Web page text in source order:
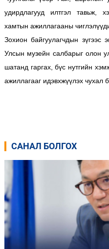
удирдлагууд илтгэл тавьж,
хамтын ажиллагааны
Зохион байгуулагчдын зүгээс
Улсын музейн салбарыг олон
шатанд гаргах, бүс нутгийн
ажиллагааг идэвхжүүлэх чухал
САНАЛ БОЛГОХ